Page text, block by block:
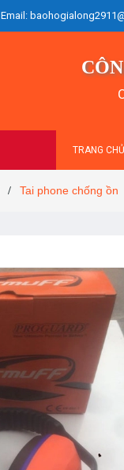
Email:
TRANG CHỦ
/ Tai phone chống ồn